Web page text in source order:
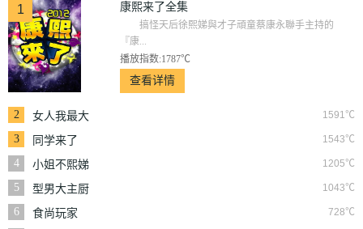
1 康熙来了全集
搞怪天后徐熙娣與才子頑童蔡康永聯手主持的
『康...
播放指数:1787℃
查看详情
2 1591℃
女人我最大
3
1543℃
同学来了
4
1205℃
小姐不熙娣
5
1043℃
型男大主厨
6
728℃
食尚玩家